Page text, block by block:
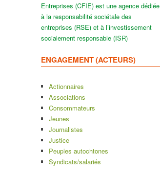
Entreprises (CFIE) est une agence dédiée
à la responsabilité sociétale des
entreprises (RSE) et à l’investissement
socialement responsable (ISR)
ENGAGEMENT (ACTEURS)
Actionnaires
Associations
Consommateurs
Jeunes
Journalistes
Justice
Peuples autochtones
Syndicats/salariés